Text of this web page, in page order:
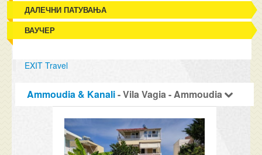
ДАЛЕЧНИ ПАТУВАЊА
ВАУЧЕР
EXIT Travel
Ammoudia & Kanali- Vila Vagia - Ammoudia